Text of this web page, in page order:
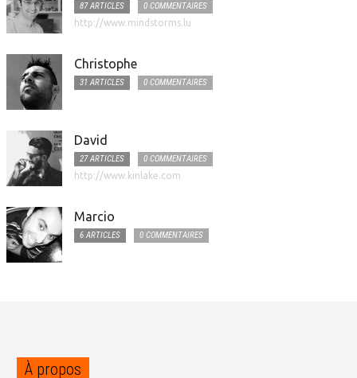
87 ARTICLES
0 COMMENTAIRES
http://www.mindstorms.lu
Christophe
31 ARTICLES 0 COMMENTAIRES
David
27 ARTICLES
0 COMMENTAIRES
http://www.kinlake.com
Marcio
6 ARTICLES 0 COMMENTAIRES
À propos